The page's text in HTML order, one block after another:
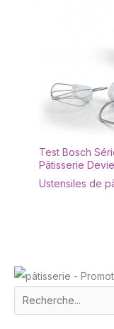
Test Bosch
Pâtisserie
Ustensiles de